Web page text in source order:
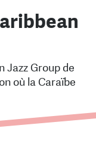
Jazz Group de
où la Caraïbe